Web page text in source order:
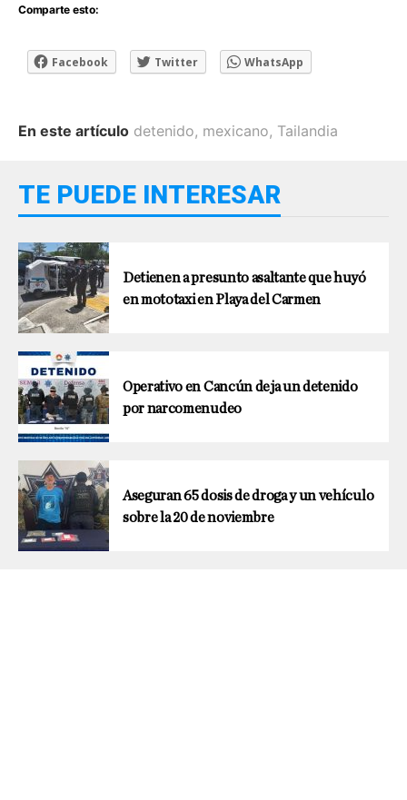
Comparte esto:
Facebook Twitter WhatsApp
En este artículo detenido, mexicano, Tailandia
TE PUEDE INTERESAR
Detienen a presunto asaltante que huyó
en mototaxi en Playa del Carmen
Operativo en Cancún deja un detenido
por narcomenudeo
Aseguran 65 dosis de droga y un vehículo
sobre la 20 de noviembre